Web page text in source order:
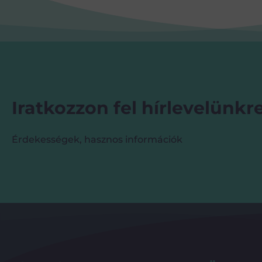
Iratkozzon fel
Érdekességek, hasznos információk